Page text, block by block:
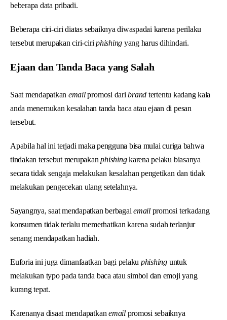
beberapa data pribadi.
Beberapa ciri-ciri diatas sebaiknya diwaspadai karena perilaku
tersebut merupakan ciri-ciriphishing yang harus dihindari.
Ejaan dan Tanda Baca yang Salah
Saat mendapatkan emailpromosi daribrand tertentu kadang kala
anda menemukan kesalahan tanda baca atau ejaan di pesan
tersebut.
Apabila hal ini terjadi maka pengguna bisa mulai curiga bahwa
tindakan tersebut merupakanphishingkarena pelaku biasanya
secara tidak sengaja melakukan kesalahan pengetikan dan tidak
melakukan pengecekan ulang setelahnya.
Sayangnya, saat mendapatkan berbagaiemail promosi terkadang
konsumen tidak terlalu memerhatikan karena sudah terlanjur
senang mendapatkan hadiah.
Euforia ini juga dimanfaatkan bagi pelaku phishing untuk
melakukan typo pada tanda baca atau simbol dan emoji yang
kurang tepat.
Karenanya disaat mendapatkan email promosi sebaiknya